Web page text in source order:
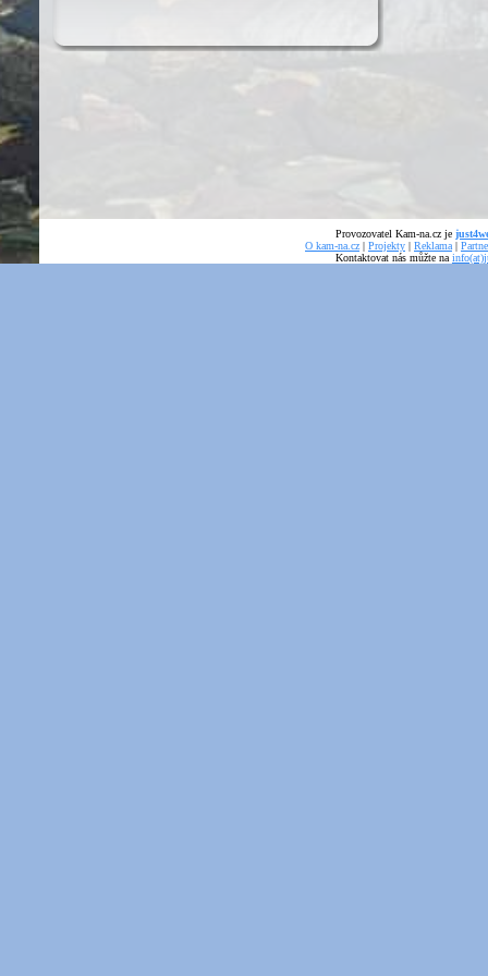
Provozovatel Kam-na.cz je
O kam-na.cz | Projekty | Reklama |
Kontaktovat nás můžte na